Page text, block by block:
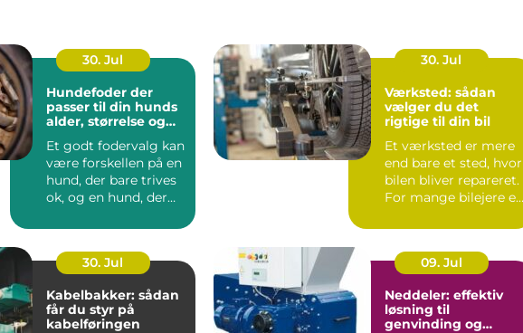
30. Jul
Hundefoder der
passer til din hunds
alder, størrelse og
Et godt fodervalg kan
være forskellen på en
hund, der bare trives
ok, og en hund, der
30. Jul
Værksted: sådan
vælger du det
rigtige til din bil
Et værksted er mere
end bare et sted, hvor
bilen bliver repareret.
For mange bilejere er
30. Jul
Kabelbakker: sådan
får du styr på
kabelføringen
09. Jul
Neddeler: effektiv
løsning til
genvinding og